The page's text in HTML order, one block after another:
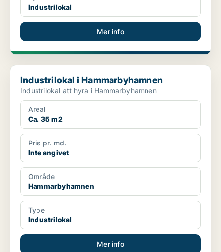
Industrilokal
Mer info
Industrilokal i Hammarbyhamnen
Industrilokal i Hammarbyhamnen
Industrilokal att hyra i Hammarbyhamnen
Areal
Ca. 35 m2
Pris pr. md.
Inte angivet
Område
Hammarbyhamnen
Type
Industrilokal
Mer info